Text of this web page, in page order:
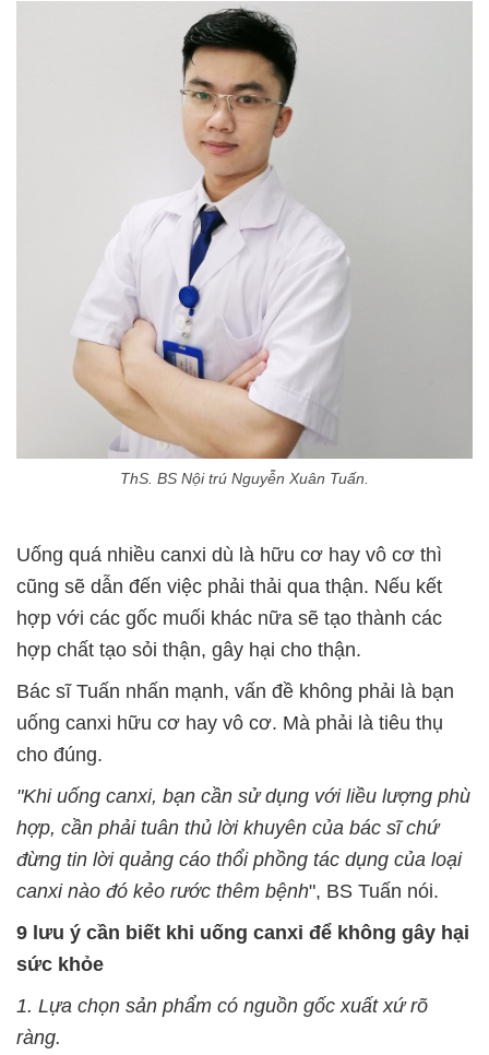
ThS. BS Nội trú Nguyễn Xuân Tuấn.
Uống quá nhiều canxi dù là hữu cơ hay vô cơ thì
cũng sẽ dẫn đến việc phải thải qua thận. Nếu kết
hợp với các gốc muối khác nữa sẽ tạo thành các
hợp chất tạo sỏi thận, gây hại cho thận.
Bác sĩ Tuấn nhấn mạnh, vấn đề không phải là bạn
uống canxi hữu cơ hay vô cơ. Mà phải là tiêu thụ
cho đúng.
"Khi uống canxi, bạn cần sử dụng với liều lượng phù
hợp, cần phải tuân thủ lời khuyên của bác sĩ chứ
đừng tin lời quảng cáo thổi phồng tác dụng của loại
canxi nào đó kẻo rước thêm bệnh", BS Tuấn nói.
9 lưu ý cần biết khi uống canxi để không gây hại
sức khỏe
1. Lựa chọn sản phẩm có nguồn gốc xuất xứ rõ
ràng.